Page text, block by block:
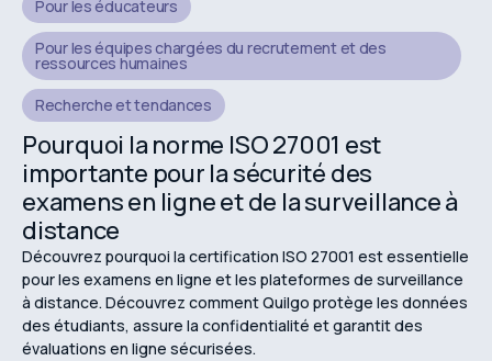
Pour les éducateurs
Pour les équipes chargées du recrutement et des
ressources humaines
Recherche et tendances
Pourquoi la norme ISO 27001 est
importante pour la sécurité des
examens en ligne et de la surveillance à
distance
Découvrez pourquoi la certification ISO 27001 est essentielle
pour les examens en ligne et les plateformes de surveillance
à distance. Découvrez comment Quilgo protège les données
des étudiants, assure la confidentialité et garantit des
évaluations en ligne sécurisées.